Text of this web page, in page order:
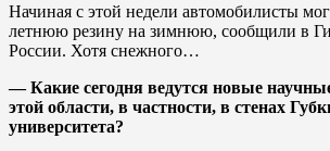
Начиная с этой недели автомобилисты
летнюю резину на зимнюю, сообщили в
России. Хотя снежного…
— Какие сегодня ведутся новые
этой области, в частности, в стенах
университета?